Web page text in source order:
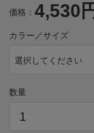
価格： 4,530
カラー／サイズ
選択してください
数量